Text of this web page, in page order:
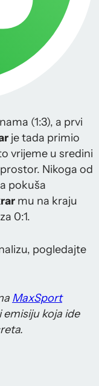
(1:3), a prvi
je tada primio
vrijeme u sredini
Nikoga od
pokuša
mu na kraju
0:1.
pogledajte
MaxSport
emisiju koja ide